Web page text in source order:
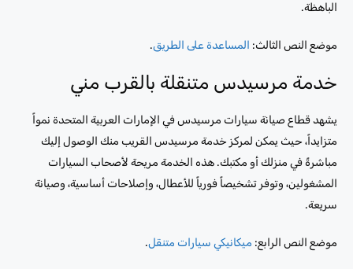
الباهظة.
موضع النص الثالث: المساعدة على الطريق.
خدمة مرسيدس متنقلة بالقرب مني
يشهد قطاع صيانة سيارات مرسيدس في الإمارات العربية المتحدة نمواً
متزايداً، حيث يمكن لمركز خدمة مرسيدس القريب منك الوصول إليك
مباشرةً في منزلك أو مكتبك. هذه الخدمة مريحة لأصحاب السيارات
المشغولين، وتوفر تشخيصاً فورياً للأعطال، وإصلاحات أساسية، وصيانة
سريعة.
موضع النص الرابع: ميكانيكي سيارات متنقل.